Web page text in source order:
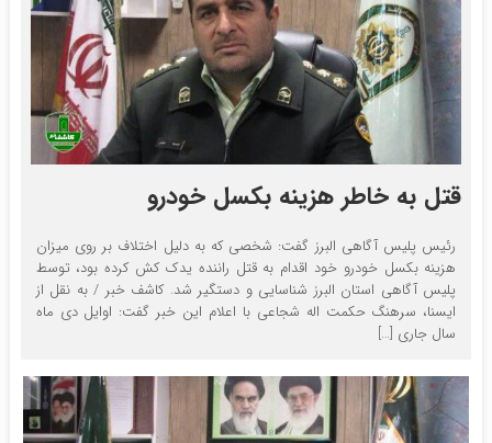
قتل به خاطر هزینه بکسل خودرو
رئیس پلیس آگاهی البرز گفت: شخصی که به دلیل اختلاف بر روی میزان
هزینه بکسل خودرو خود اقدام به قتل راننده یدک کش کرده بود، توسط
پلیس آگاهی استان البرز شناسایی و دستگیر شد. کاشف خبر / به نقل از
ایسنا، سرهنگ حکمت اله شجاعی با اعلام این خبر گفت: اوایل دی ماه
سال جاری […]